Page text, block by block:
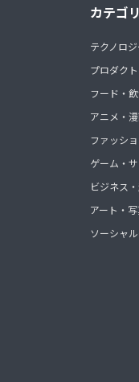
カテゴ
テクノロ
プロダクト
フード・
アニメ・
ファッシ
ゲーム・
ビジネス
アート・
ソーシャ